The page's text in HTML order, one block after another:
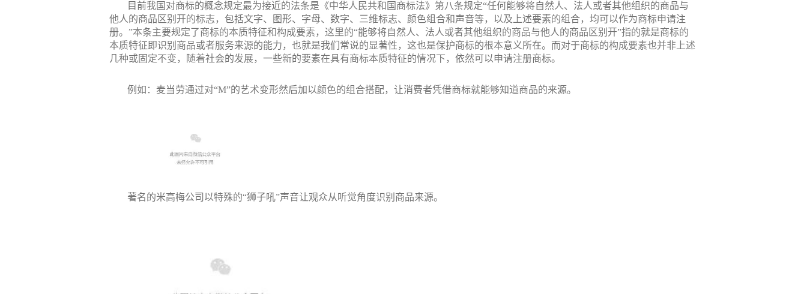
目前我国对商标的概念规定最为接近的法条是《中华人民共和国商标法》第八条规定“任何能够将自然人、法人或者其他组织的商品与
他人的商品区别开的标志，包括文字、图形、字母、数字、三维标志、颜色组合和声音等，以及上述要素的组合，均可以作为商标申请注
册。”本条主要规定了商标的本质特征和构成要素，这里的“能够将自然人、法人或者其他组织的商品与他人的商品区别开”指的就是商标的
本质特征即识别商品或者服务来源的能力，也就是我们常说的显著性，这也是保护商标的根本意义所在。而对于商标的构成要素也并非上述
几种或固定不变，随着社会的发展，一些新的要素在具有商标本质特征的情况下，依然可以申请注册商标。
例如：麦当劳通过对“M”的艺术变形然后加以颜色的组合搭配，让消费者凭借商标就能够知道商品的来源。
著名的米高梅公司以特殊的“狮子吼”声音让观众从听觉角度识别商品来源。